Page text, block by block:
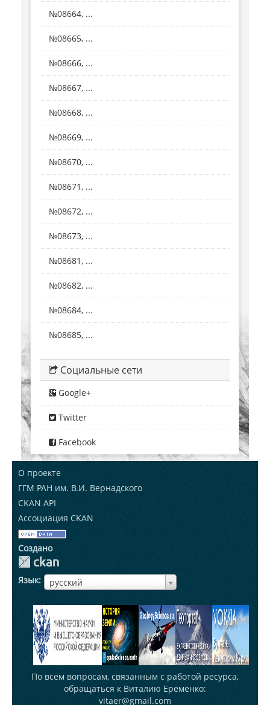
№08664, ...
№08665, ...
№08666, ...
№08667, ...
№08668, ...
№08669, ...
№08670, ...
№08671, ...
№08672, ...
№08673, ...
№08681, ...
№08682, ...
№08684, ...
№08685, ...
Социальные сети
Google+
Twitter
Facebook
О проекте
ГГМ РАН им. В.И. Вернадского
CKAN API
Ассоциация CKAN
Создано
Язык русский
ЯзыкЯзык
По всем вопросам, связанным с работой ресурса,
обращаться к Виталию Ерёменко:
vitaer@gmail.com